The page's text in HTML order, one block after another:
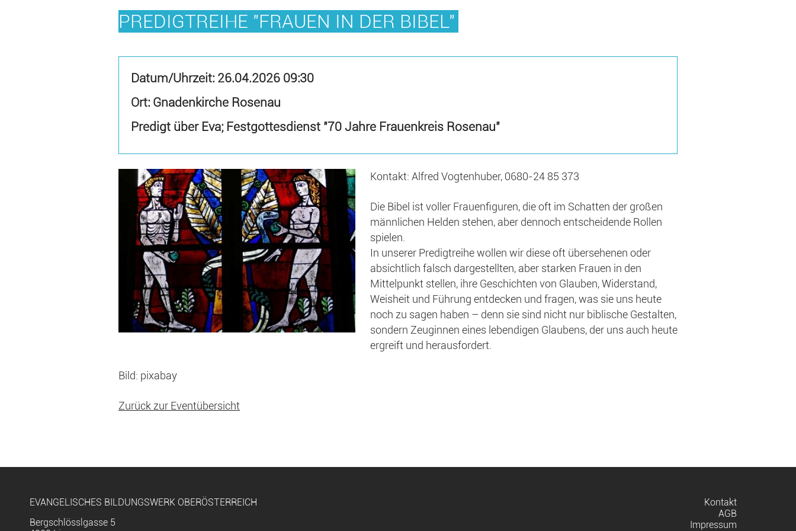
PREDIGTREIHE "FRAUEN IN DER BIBEL"
Datum/Uhrzeit: 26.04.2026 09:30
Ort: Gnadenkirche Rosenau
Predigt über Eva; Festgottesdienst "70 Jahre Frauenkreis Rosenau"
Kontakt: Alfred Vogtenhuber, 0680-24 85 373
Die Bibel ist voller Frauenfiguren, die oft im Schatten der großen
männlichen Helden stehen, aber dennoch entscheidende Rollen
spielen.
In unserer Predigtreihe wollen wir diese oft übersehenen oder
absichtlich falsch dargestellten, aber starken Frauen in den
Mittelpunkt stellen, ihre Geschichten von Glauben, Widerstand,
Weisheit und Führung entdecken und fragen, was sie uns heute
noch zu sagen haben – denn sie sind nicht nur biblische Gestalten,
sondern Zeuginnen eines lebendigen Glaubens, der uns auch heute
ergreift und herausfordert.
Bild: pixabay
Zurück zur Eventübersicht
EVANGELISCHES BILDUNGSWERK OBERÖSTERREICH
Bergschlösslgasse 5
Navigation
überspringen
Kontakt
AGB
Impressum